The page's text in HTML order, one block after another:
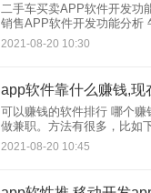
二手车买卖APP软件开发功
销售APP软件开发功能分析 牛皋软件表示，随着交
通道路建设的完善和造车技
自己的车是非常容易的。即
2021-08-20 10:30
app软件靠什么赚钱,
可以赚钱的软件排行 哪个赚
做兼职。方法有很多，比如
很多软件可以赚钱。有些软
个赚钱app赚的多吗？今天
2021-08-20 10:45